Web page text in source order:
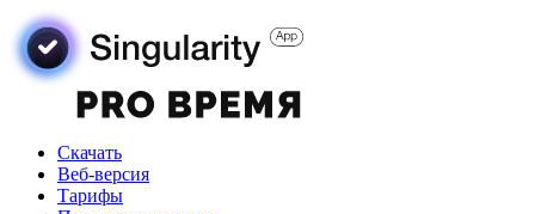
Скачать
Веб-версия
Тарифы